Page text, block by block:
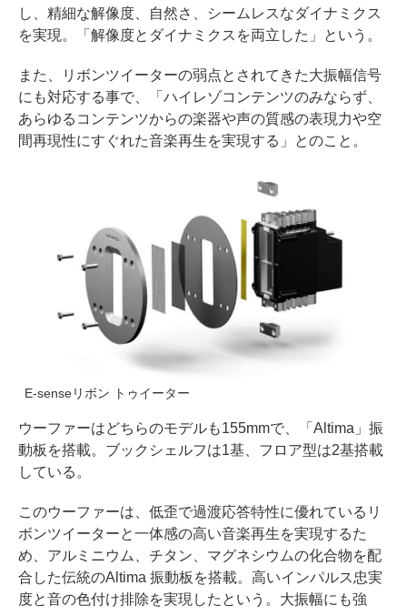
し、精細な解像度、自然さ、シームレスなダイナミクス
を実現。「解像度とダイナミクスを両立した」という。
また、リボンツイーターの弱点とされてきた大振幅信号
にも対応する事で、「ハイレゾコンテンツのみならず、
あらゆるコンテンツからの楽器や声の質感の表現力や空
間再現性にすぐれた音楽再生を実現する」とのこと。
E-senseリボン トゥイーター
ウーファーはどちらのモデルも155mmで、「Altima」振
動板を搭載。ブックシェルフは1基、フロア型は2基搭載
している。
このウーファーは、低歪で過渡応答特性に優れているリ
ボンツイーターと一体感の高い音楽再生を実現するた
め、アルミニウム、チタン、マグネシウムの化合物を配
合した伝統のAltima 振動板を搭載。高いインパルス忠実
度と音の色付け排除を実現したという。大振幅にも強